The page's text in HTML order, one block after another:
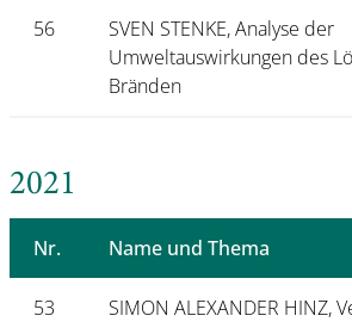
56
SVEN STENKE, Analyse der
Umweltauswirkungen des
Bränden
2021
Nr. Name und Thema
53
SIMON ALEXANDER HINZ,